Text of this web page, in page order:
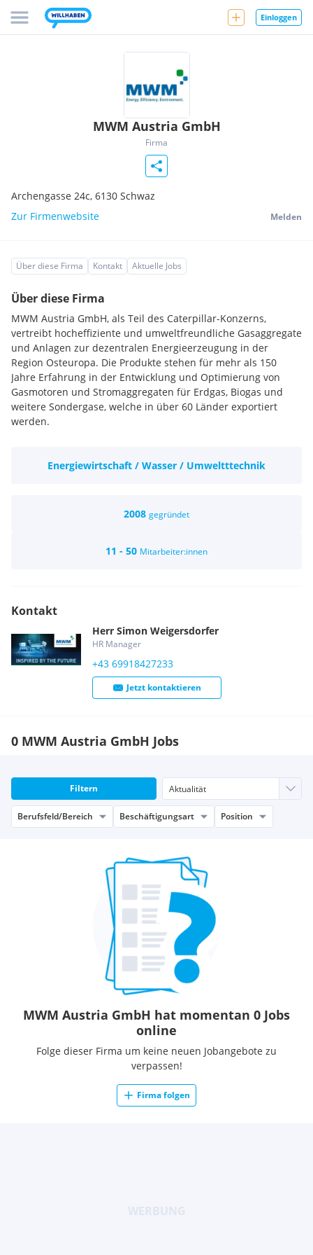
Einloggen
MWM Austria GmbH
Firma
Archengasse 24c, 6130 Schwaz
Zur Firmenwebsite
Melden
Über diese Firma Kontakt Aktuelle Jobs
Über diese Firma
MWM Austria GmbH, als Teil des Caterpillar-Konzerns,
vertreibt hocheffiziente und umweltfreundliche Gasaggregate
und Anlagen zur dezentralen Energieerzeugung in der
Region Osteuropa. Die Produkte stehen für mehr als 150
Jahre Erfahrung in der Entwicklung und Optimierung von
Gasmotoren und Stromaggregaten für Erdgas, Biogas und
weitere Sondergase, welche in über 60 Länder exportiert
werden.
Energiewirtschaft / Wasser / Umweltttechnik
2008 gegründet
11 - 50 Mitarbeiter:innen
Kontakt
Herr Simon Weigersdorfer
HR Manager
+43 69918427233
Jetzt kontaktieren
0 MWM Austria GmbH Jobs
Filtern
Berufsfeld/Bereich Beschäftigungsart Position
MWM Austria GmbH hat momentan 0 Jobs
online
Folge dieser Firma um keine neuen Jobangebote zu
verpassen!
Firma folgen